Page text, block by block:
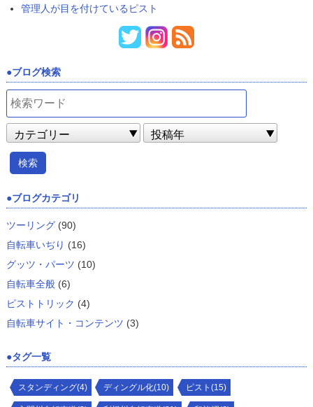
管理人が目を付けているピスト
ブログ検索
ブログカテゴリ
ツーリング(90)
自転車いぢり (16)
グッツ・パーツ (10)
自転車全般(6)
ピストトリック (4)
自転車サイト・コンテンツ (3)
タグ一覧
スタンディング(4) ディングル化(10) ピスト(15)